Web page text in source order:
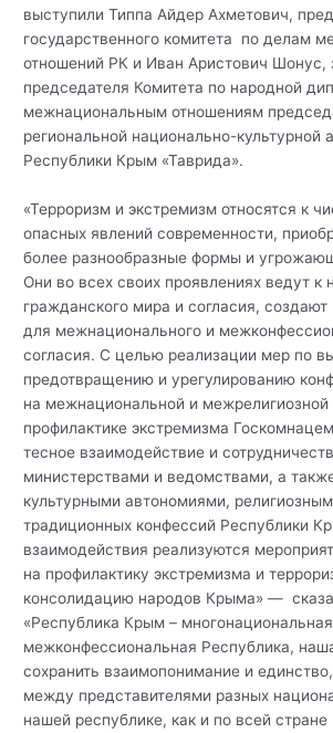
выступили Типпа Айдер Ахметович,
государственного комитета по делам
отношений РК и Иван Аристович Шонус,
председателя Комитета по народной
межнациональным отношениям
региональной национально-культурной
Республики Крым «Таврида».
«Терроризм и экстремизм относятся к
опасных явлений современности,
более разнообразные формы и
Они во всех своих проявлениях ведут к
гражданского мира и согласия,
для межнационального и
согласия. С целью реализации мер по
предотвращению и урегулированию
на межнациональной и межрелигиозной
профилактике экстремизма
тесное взаимодействие и
министерствами и ведомствами, а
культурными автономиями,
традиционных конфессий Республики
взаимодействия реализуются
на профилактику экстремизма и
консолидацию народов Крыма» —
«Республика Крым –
межконфессиональная Республика,
сохранить взаимопонимание и
между представителями разных
нашей республике, как и по всей